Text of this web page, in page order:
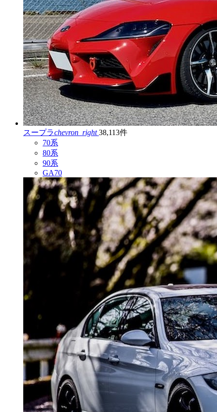
スープラchevron_right 38,113件
70系
80系
90系
GA70